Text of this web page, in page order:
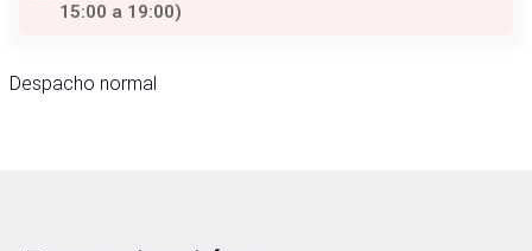
15:00 a 19:00)
Despacho normal